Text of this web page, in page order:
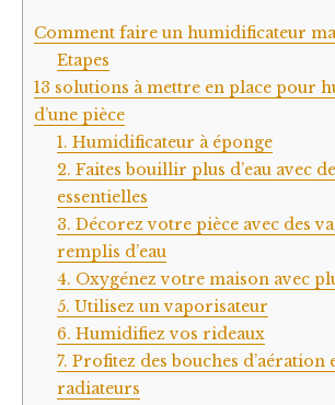
Comment faire un humidificateur
Etapes
13 solutions à mettre en place pour
d’une pièce
1. Humidificateur à éponge
2. Faites bouillir plus d’eau avec
essentielles
3. Décorez votre pièce avec des
remplis d’eau
4. Oxygénez votre maison avec
5. Utilisez un vaporisateur
6. Humidifiez vos rideaux
7. Profitez des bouches d’aération
radiateurs